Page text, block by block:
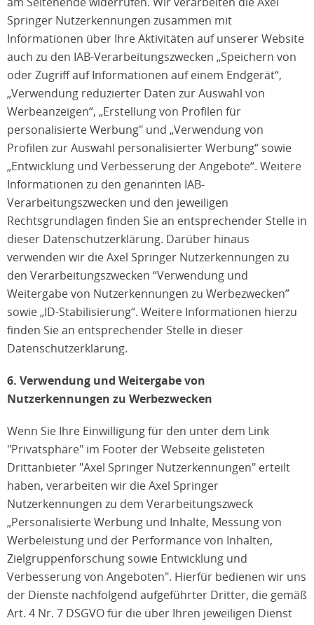
Springer Nutzerkennungen zusammen mit
Informationen über Ihre Aktivitäten auf unserer Website
auch zu den IAB-Verarbeitungszwecken „Speichern von
oder Zugriff auf Informationen auf einem Endgerät“,
„Verwendung reduzierter Daten zur Auswahl von
Werbeanzeigen“, „Erstellung von Profilen für
personalisierte Werbung" und „Verwendung von
Profilen zur Auswahl personalisierter Werbung“ sowie
„Entwicklung und Verbesserung der Angebote“. Weitere
Informationen zu den genannten IAB-
Verarbeitungszwecken und den jeweiligen
Rechtsgrundlagen finden Sie an entsprechender Stelle in
dieser Datenschutzerklärung. Darüber hinaus
verwenden wir die Axel Springer Nutzerkennungen zu
den Verarbeitungszwecken “Verwendung und
Weitergabe von Nutzerkennungen zu Werbezwecken”
sowie „ID-Stabilisierung“. Weitere Informationen hierzu
finden Sie an entsprechender Stelle in dieser
Datenschutzerklärung.
6. Verwendung und Weitergabe von
Nutzerkennungen zu Werbezwecken
Wenn Sie Ihre Einwilligung für den unter dem Link
"Privatsphäre" im Footer der Webseite gelisteten
Drittanbieter "Axel Springer Nutzerkennungen" erteilt
haben, verarbeiten wir die Axel Springer
Nutzerkennungen zu dem Verarbeitungszweck
„Personalisierte Werbung und Inhalte, Messung von
Werbeleistung und der Performance von Inhalten,
Zielgruppenforschung sowie Entwicklung und
Verbesserung von Angeboten". Hierfür bedienen wir uns
der Dienste nachfolgend aufgeführter Dritter, die gemäß
Art. 4 Nr. 7 DSGVO für die über Ihren jeweiligen Dienst